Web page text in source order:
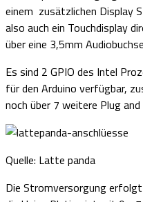
einem zusätzlichen Display
also auch ein Touchdisplay
über eine 3,5mm
Es sind 2 GPIO des Intel
für den Arduino verfügbar,
noch über 7 weitere Plug
Quelle: Latte panda
Die Stromversorgung erfolgt